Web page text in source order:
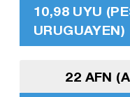
10,98 UYU
URUGUAYEN)
22 AFN